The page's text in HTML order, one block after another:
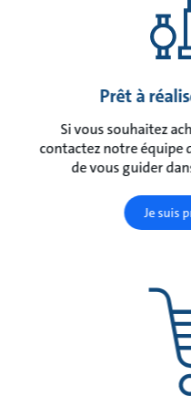
Prêt à
Si vous souhaitez
contactez notre équipe
de vous guider
Je suis